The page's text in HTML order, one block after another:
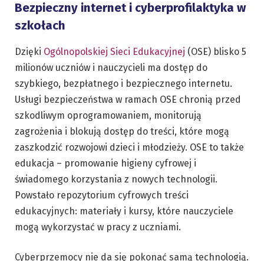
Bezpieczny internet i cyberprofilaktyka w
szkołach
Dzięki Ogólnopolskiej Sieci Edukacyjnej (OSE) blisko 5
milionów uczniów i nauczycieli ma dostęp do
szybkiego, bezpłatnego i bezpiecznego internetu.
Usługi bezpieczeństwa w ramach OSE chronią przed
szkodliwym oprogramowaniem, monitorują
zagrożenia i blokują dostęp do treści, które mogą
zaszkodzić rozwojowi dzieci i młodzieży. OSE to także
edukacja – promowanie higieny cyfrowej i
świadomego korzystania z nowych technologii.
Powstało repozytorium cyfrowych treści
edukacyjnych: materiały i kursy, które nauczyciele
mogą wykorzystać w pracy z uczniami.
Cyberprzemocy nie da się pokonać samą technologią.